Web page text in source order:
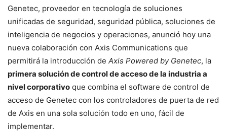
Genetec, proveedor en tecnología de soluciones
unificadas de seguridad, seguridad pública, soluciones de
inteligencia de negocios y operaciones, anunció hoy una
nueva colaboración con Axis Communications que
permitirá la introducción de Axis Powered by Genetec, la
primera solución de control de acceso de la industria a
nivel corporativo que combina el software de control de
acceso de Genetec con los controladores de puerta de red
de Axis en una sola solución todo en uno, fácil de
implementar.